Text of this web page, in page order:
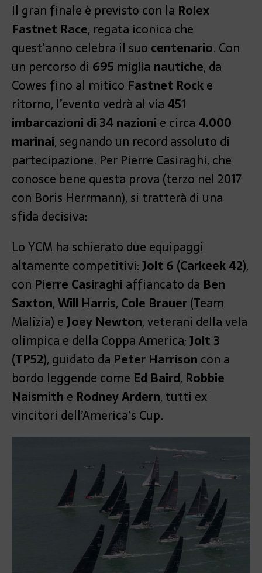
Il gran finale è previsto con la Rolex
Fastnet Race, regata iconica che
quest’anno celebra il suo centenario. Con
un percorso di 695 miglia nautiche, da
Cowes fino al mitico Fastnet Rocke
ritorno, l’evento vedrà al via 451
imbarcazioni di 34 nazioni e circa 4.000
marinai, segnando un record assoluto di
partecipazione. Per Pierre Casiraghi, che
conosce bene questa prova (terzo nel 2017
con Boris Herrmann), si tratterà di una
sfida decisiva:
Lo YCM ha schierato due equipaggi
altamente competitivi:Jolt 6 (Carkeek 42),
con Pierre Casiraghi affiancato da Ben
Saxton,Will Harris, Cole Brauer(Team
Malizia) eJoey Newton, veterani della vela
olimpica e della Coppa America;Jolt 3
(TP52), guidato da Peter Harrison con a
bordo leggende come Ed Baird, Robbie
Naismith e Rodney Ardern, tutti ex
vincitori dell’America’s Cup.